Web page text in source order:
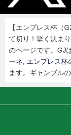
【エンプレス杯（
て切り！堅く決ま
のページです。GJ
ーネ
エンプレス杯
ます。ギャンブル